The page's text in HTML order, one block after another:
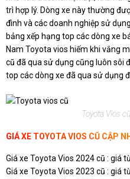
trì hợp lý. Dòng xe này thường
đình và các doanh nghiệp sử
bảng xếp hạng top các dòng xe
Nam Toyota vios hiếm khi vắng
cũ đã qua sử dụng cũng luôn sôi
top các dòng xe đã qua sử dụng
Toyota Vios
GIÁ XE TOYOTA VIOS CŨ CẬP
Giá xe Toyota Vios 2024 cũ : giá
Giá xe Toyota Vios 2023 cũ : giá